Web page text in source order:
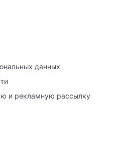
данных
и рекламную рассылку